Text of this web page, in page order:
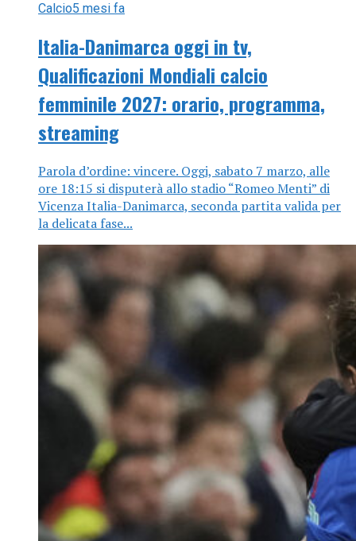
Calcio5 mesi fa
Italia-Danimarca oggi in tv,
Qualificazioni Mondiali calcio
femminile 2027: orario, programma,
streaming
Parola d’ordine: vincere. Oggi, sabato 7 marzo, alle
ore 18:15 si disputerà allo stadio “Romeo Menti” di
Vicenza Italia-Danimarca, seconda partita valida per
la delicata fase...